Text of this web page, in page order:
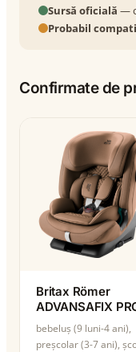
Sursă oficială —
Probabil
Confirmate de
Britax Römer
ADVANSAFIX
bebeluș (9 luni-4 ani),
preșcolar (3-7 ani),